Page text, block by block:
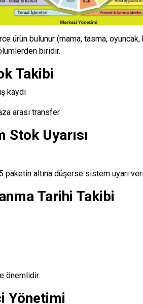
ürün bulunur (mama, tasma,
biridir.
Takibi
kaydı
arası transfer
Uyarısı
paketin altına düşerse sistem uyarı
Tarihi Takibi
önemlidir.
Yönetimi